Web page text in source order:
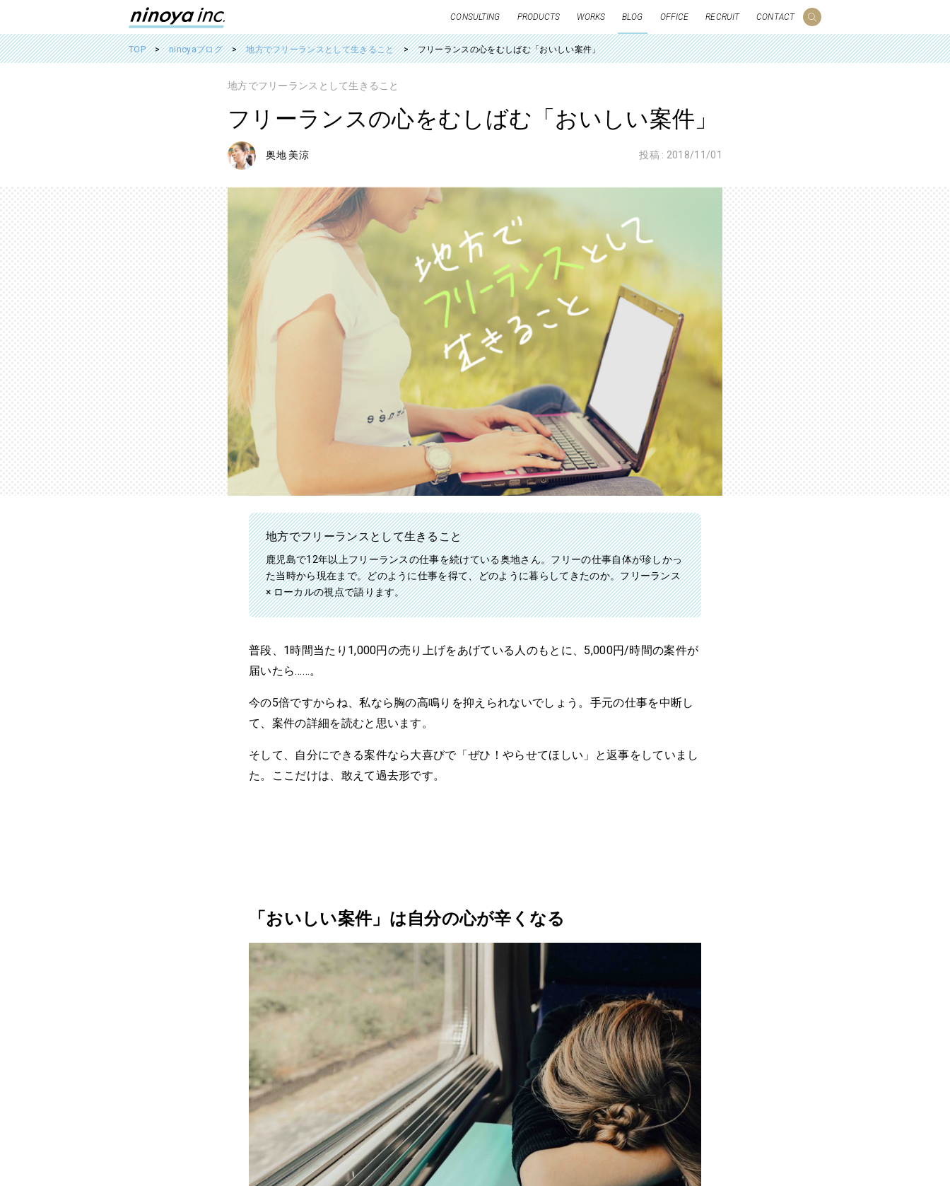
CONSULTING PRODUCTS WORKS BLOG OFFICE RECRUIT CONTACT
TOP ninoyaブログ 地方でフリーランスとして生きること フリーランスの心をむしばむ「おいしい案件」
地方でフリーランスとして生きること
フリーランスの心をむしばむ「おいしい案件」
奥地 美涼 投稿 : 2018/11/01
地方でフリーランスとして生きること
鹿児島で12年以上フリーランスの仕事を続けている奥地さん。フリーの仕事自体が珍しかっ
た当時から現在まで。どのように仕事を得て、どのように暮らしてきたのか。フリーランス
× ローカルの視点で語ります。
普段、1時間当たり1,000円の売り上げをあげている人のもとに、5,000円/時間の案件が
届いたら……。
今の5倍ですからね、私なら胸の高鳴りを抑えられないでしょう。手元の仕事を中断し
て、案件の詳細を読むと思います。
そして、自分にできる案件なら大喜びで「ぜひ！やらせてほしい」と返事をしていまし
た。ここだけは、敢えて過去形です。
「おいしい案件」は自分の心が辛くなる